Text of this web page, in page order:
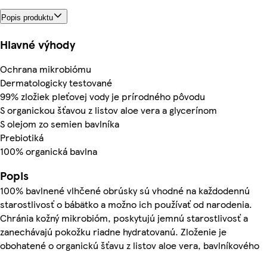
Popis produktu
Hlavné výhody
Ochrana mikrobiómu
Dermatologicky testované
99% zložiek pleťovej vody je prírodného pôvodu
S organickou šťavou z listov aloe vera a glycerínom
S olejom zo semien bavlníka
Prebiotiká
100% organická bavlna
Popis
100% bavlnené vlhčené obrúsky sú vhodné na každodennú
starostlivosť o bábätko a možno ich používať od narodenia.
Chránia kožný mikrobióm, poskytujú jemnú starostlivosť a
zanechávajú pokožku riadne hydratovanú. Zloženie je
obohatené o organickú šťavu z listov aloe vera, bavlníkového